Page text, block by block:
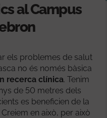
al Campus
els problemes de salut
no és només bàsica
recerca clínica. Tenim
de 50 metres dels
es beneficien de la
en això, per això